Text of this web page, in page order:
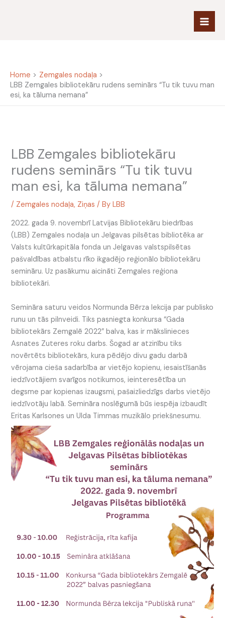
Home
Zemgales nodaļa
LBB Zemgales bibliotekāru rudens seminārs “Tu tik tuvu man
esi, ka tāluma nemana”
LBB Zemgales bibliotekāru
rudens seminārs “Tu tik tuvu
man esi, ka tāluma nemana”
/ Zemgales nodaļa, Ziņas / ByLBB
2022. gada 9. novembrī Latvijas Bibliotekāru biedrības
(LBB) Zemgales nodaļa un Jelgavas pilsētas bibliotēka ar
Valsts kultūrkapitāla fonda un Jelgavas valstspilsētas
pašvaldības atbalstu rīko ikgadējo reģionālo bibliotekāru
semināru. Uz pasākumu aicināti Zemgales reģiona
bibliotekāri.
Semināra saturu veidos Normunda Bērza lekcija par publisko
runu un tās pilnveidi. Tiks pasniegta konkursa “Gada
bibliotekārs Zemgalē 2022” balva, kas ir mākslinieces
Asnates Zuteres roku darbs. Šogad ar atzinību tiks
novērtēts bibliotekārs, kura pēdējo divu gadu darbā
vērojama cieša sadarbība ar vietējo kopienu, iesaistīšanās
iedzīvotājiem svarīgos notikumos, ieinteresētība un
degsme par kopienas izaugsmi, pašaizliedzīgs darbs vietējo
iedzīvotāju labā. Semināra noslēgumā būs iespēja izbaudīt
Eritas Karlsones un Ulda Timmas muzikālo priekšnesumu.